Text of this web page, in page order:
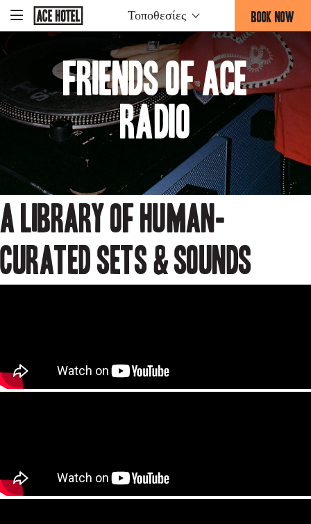
To
Corporate
Homepage
Τοποθεσίες BOOK NOW
-
THIS
OPENS
THE
BOOKING
FORM
Friends of Ace
Radio
A Library Of Human-
curated Sets & Sounds